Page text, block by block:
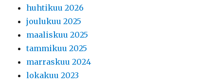
huhtikuu 2026
joulukuu 2025
maaliskuu 2025
tammikuu 2025
marraskuu 2024
lokakuu 2023